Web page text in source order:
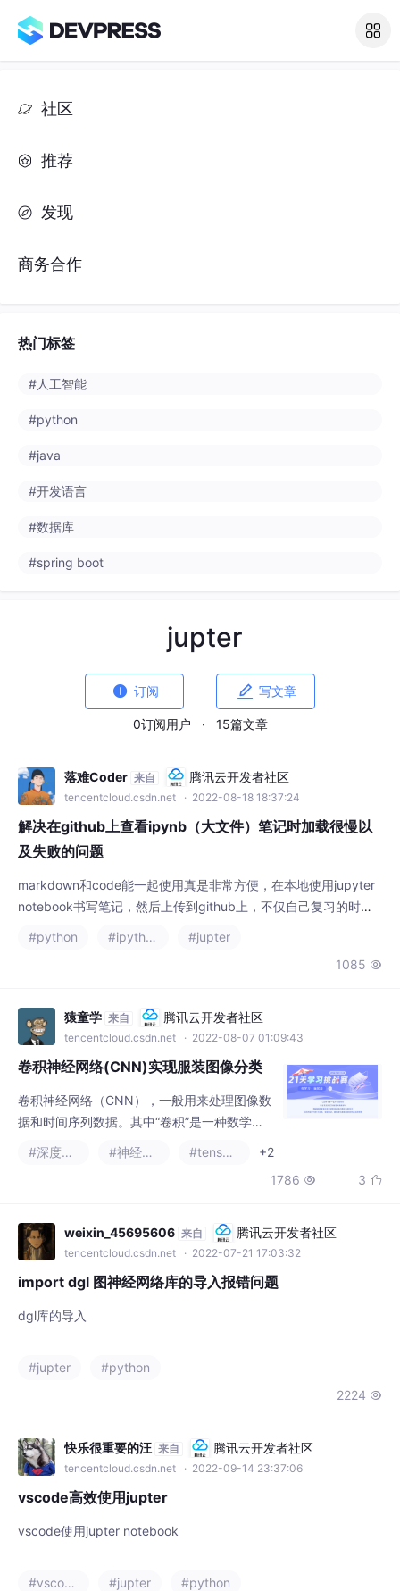
社区
推荐
发现
商务合作
热门标签
#人工智能
#python
#java
#开发语言
#数据库
#spring boot
jupter
 订阅  写文章
0订阅用户 · 15篇文章
落难Coder 来自 腾讯云开发者社区
tencentcloud.csdn.net · 2022-08-18 18:37:24
解决在github上查看ipynb（大文件）笔记时加载很慢以
及失败的问题
markdown和code能一起使用真是非常方便，在本地使用jupyter
notebook书写笔记，然后上传到github上，不仅自己复习的时候
以及大文件时，需要加载很长时间，而且经常加载失败。使用起来
很不方便而且让人头疼、浪费时间。比如我查看优达学城的一
#python #ipython
#jupter
1085 
猿童学 来自 腾讯云开发者社区
tencentcloud.csdn.net · 2022-08-07 01:09:43
卷积神经网络(CNN)实现服装图像分类
卷积神经网络（CNN），一般用来处理图像数
据和时间序列数据。其中“卷积”是一种数学运
算，一种特色的线性运算，至少在网络的一层
率（比如：80%是猫、15%是狗、5%是年）。
我们人类是通过特征来区分猫和狗，现在用计
算机来区分猫和狗的图片，就要计算机搞清楚
猫猫狗狗各自的特征。计算机可
#深度学习 #神经网络 #tensorflow
+2
1786  3 
weixin_45695606 来自 腾讯云开发者社区
tencentcloud.csdn.net · 2022-07-21 17:03:32
import dgl 图神经网络库的导入报错问题
dgl库的导入
#jupter
#python
2224 
快乐很重要的汪 来自 腾讯云开发者社区
tencentcloud.csdn.net · 2022-09-14 23:37:06
vscode高效使用jupter
vscode使用jupter notebook
#vscode #jupter
#python